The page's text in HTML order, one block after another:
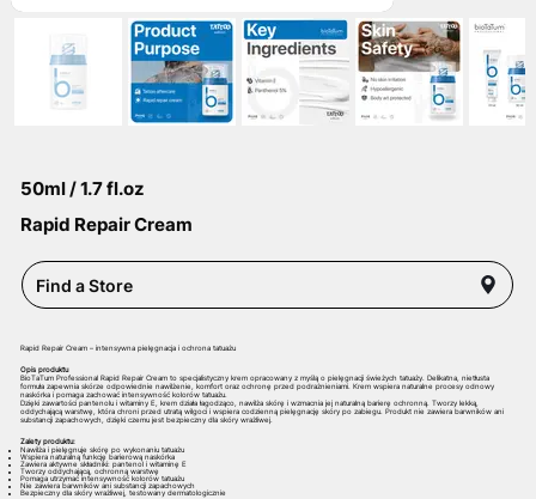
50ml / 1.7 fl.oz
Rapid Repair Cream
Find a Store
Rapid Repair Cream – intensywna pielęgnacja i ochrona tatuażu
Opis produktu
BioTaTum Professional Rapid Repair Cream to specjalistyczny krem opracowany z myślą o pielęgnacji świeżych tatuaży. Delikatna, nietłusta
formuła zapewnia skórze odpowiednie nawilżenie, komfort oraz ochronę przed podrażnieniami. Krem wspiera naturalne procesy odnowy
naskórka i pomaga zachować intensywność kolorów tatuażu.
Dzięki zawartości pantenolu i witaminy E, krem działa łagodząco, nawilża skórę i wzmacnia jej naturalną barierę ochronną. Tworzy lekką,
oddychającą warstwę, która chroni przed utratą wilgoci i wspiera codzienną pielęgnację skóry po zabiegu. Produkt nie zawiera barwników ani
substancji zapachowych, dzięki czemu jest bezpieczny dla skóry wrażliwej.
Zalety produktu:
Nawilża i pielęgnuje skórę po wykonaniu tatuażu
Wspiera naturalną funkcję barierową naskórka
Zawiera aktywne składniki: pantenol i witaminę E
Tworzy oddychającą, ochronną warstwę
Pomaga utrzymać intensywność kolorów tatuażu
Nie zawiera barwników ani substancji zapachowych
Bezpieczny dla skóry wrażliwej, testowany dermatologicznie